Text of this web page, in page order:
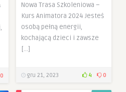
Nowa Trasa Szkoleniowa –
Kurs Animatora 2024 Jesteś
osobą pełną energii,
kochającą dzieci i zawsze
[…]
gru 21, 2023 4 0